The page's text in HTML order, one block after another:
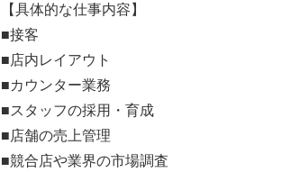
【具体的な仕事内容】
■接客
■店内レイアウト
■カウンター業務
■スタッフの採用・育成
■店舗の売上管理
■競合店や業界の市場調査